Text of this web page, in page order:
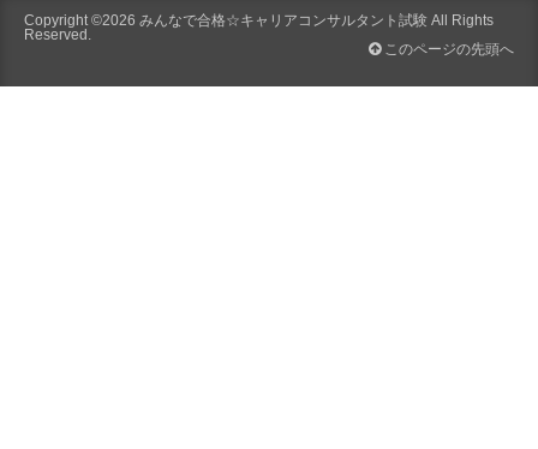
Copyright ©2026 みんなで合格☆キャリアコンサルタント試験 All Rights
Reserved.
このページの先頭へ